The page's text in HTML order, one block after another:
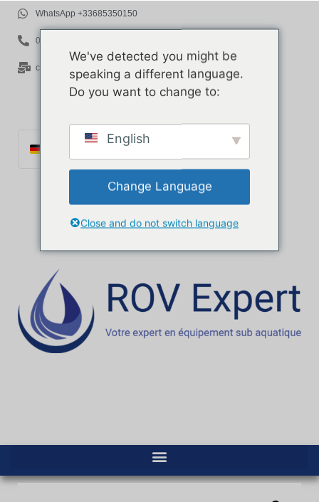
WhatsApp +33685350150
06 85 35 01 50
contact@rov-expert.com
Français
Español
Português
Italiano
Ελληνικά
We've detected you might be
speaking a different language.
Do you want to change to:
English
Change Language
Close and do not switch language